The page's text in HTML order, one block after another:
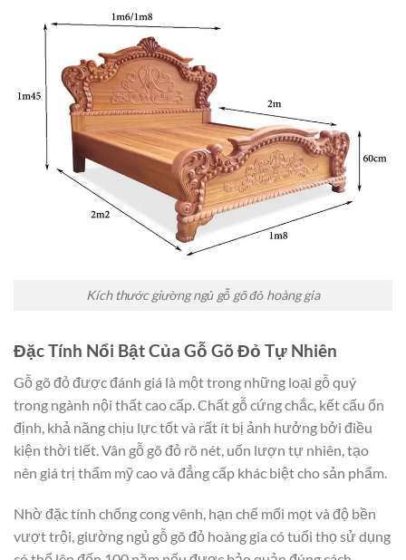
Kích thước giường ngủ gỗ gõ đỏ hoàng gia
Đặc Tính Nổi Bật Của Gỗ Gõ Đỏ Tự Nhiên
Gỗ gõ đỏ được đánh giá là một trong những loại gỗ quý
trong ngành nội thất cao cấp. Chất gỗ cứng chắc, kết cấu ổn
định, khả năng chịu lực tốt và rất ít bị ảnh hưởng bởi điều
kiện thời tiết. Vân gỗ gõ đỏ rõ nét, uốn lượn tự nhiên, tạo
nên giá trị thẩm mỹ cao và đẳng cấp khác biệt cho sản phẩm.
Nhờ đặc tính chống cong vênh, hạn chế mối mọt và độ bền
vượt trội, giường ngủ gỗ gõ đỏ hoàng gia có tuổi thọ sử dụng